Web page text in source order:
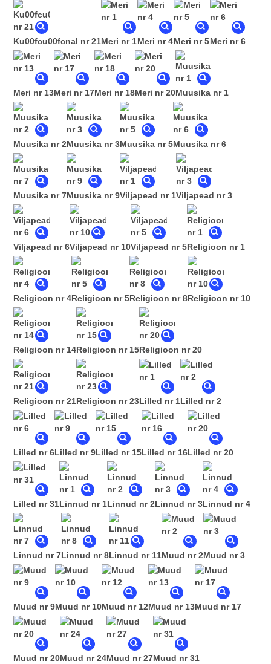
Ku00fcu00fcnal nr 21Meri nr 1Meri nr 4Meri nr 5Meri nr 6
Meri nr 13Meri nr 17Meri nr 18Meri nr 20Muusika nr 1
Muusika nr 2Muusika nr 3Muusika nr 5Muusika nr 6
Muusika nr 7Muusika nr 9Viljapead nr 1Viljapead nr 3
Viljapead nr 6Viljapead nr 10Viljapead nr 5Religioon nr 1
Religioon nr 4Religioon nr 5Religioon nr 8Religioon nr 10
Religioon nr 14Religioon nr 15Religioon nr 20
Religioon nr 21Religioon nr 23Lilled nr 1Lilled nr 2
Lilled nr 6Lilled nr 9Lilled nr 15Lilled nr 16Lilled nr 20
Lilled nr 31Linnud nr 1Linnud nr 2Linnud nr 3Linnud nr 4
Linnud nr 7Linnud nr 8Linnud nr 11Muud nr 2Muud nr 3
Muud nr 9Muud nr 10Muud nr 12Muud nr 13Muud nr 17
Muud nr 20Muud nr 24Muud nr 27Muud nr 31